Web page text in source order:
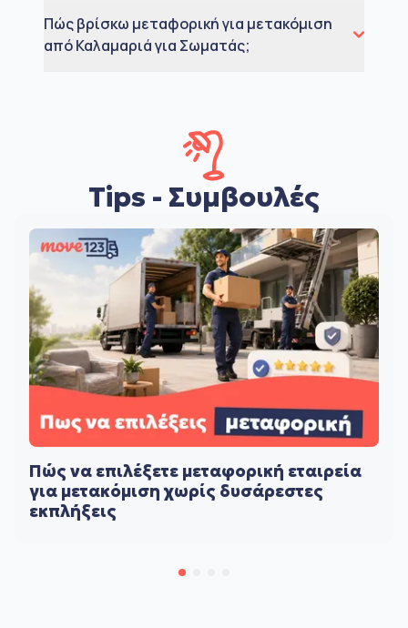
Πώς βρίσκω μεταφορική για μετακόμιση
από Καλαμαριά για Σωματάς;
Tips - Συμβουλές
Πώς να επιλέξετε μεταφορική εταιρεία
για μετακόμιση χωρίς δυσάρεστες
εκπλήξεις